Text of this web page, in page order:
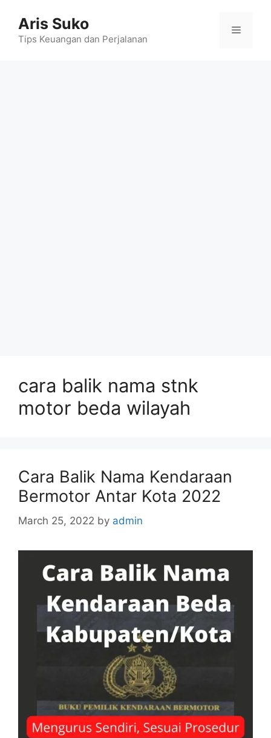
content
Aris Suko
Tips Keuangan dan Perjalanan
Menu
cara balik nama stnk
motor beda wilayah
Cara Balik Nama Kendaraan
Bermotor Antar Kota 2022
March 25, 2022 by admin